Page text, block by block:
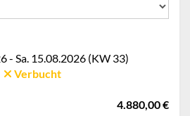
- Sa. 15.08.2026 (KW 33)
Verbucht
4.880,00 €